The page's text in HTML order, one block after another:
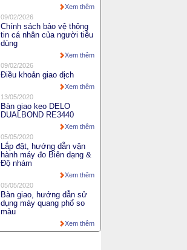
Xem thêm
09/02/2026
Chính sách bảo vệ thông
tin cá nhân của người tiêu
dùng
Xem thêm
09/02/2026
Điều khoản giao dịch
Xem thêm
13/05/2020
Bàn giao keo DELO
DUALBOND RE3440
Xem thêm
05/05/2020
Lắp đặt, hướng dẫn vận
hành máy đo Biên dạng &
Độ nhám
Xem thêm
05/05/2020
Bàn giao, hướng dẫn sử
dụng máy quang phổ so
màu
Xem thêm